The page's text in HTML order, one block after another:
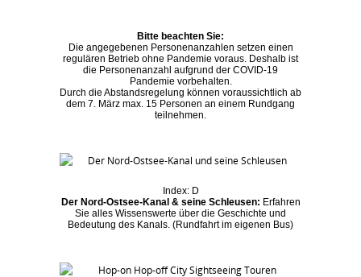
Bitte beachten Sie:
Die angegebenen Personenanzahlen setzen einen
regulären Betrieb ohne Pandemie voraus. Deshalb ist
die Personenanzahl aufgrund der COVID-19
Pandemie vorbehalten.
Durch die Abstandsregelung können voraussichtlich ab
dem 7. März max. 15 Personen an einem Rundgang
teilnehmen.
Index: D
Der Nord-Ostsee-Kanal & seine Schleusen: Erfahren
Sie alles Wissenswerte über die Geschichte und
Bedeutung des Kanals. (Rundfahrt im eigenen Bus)